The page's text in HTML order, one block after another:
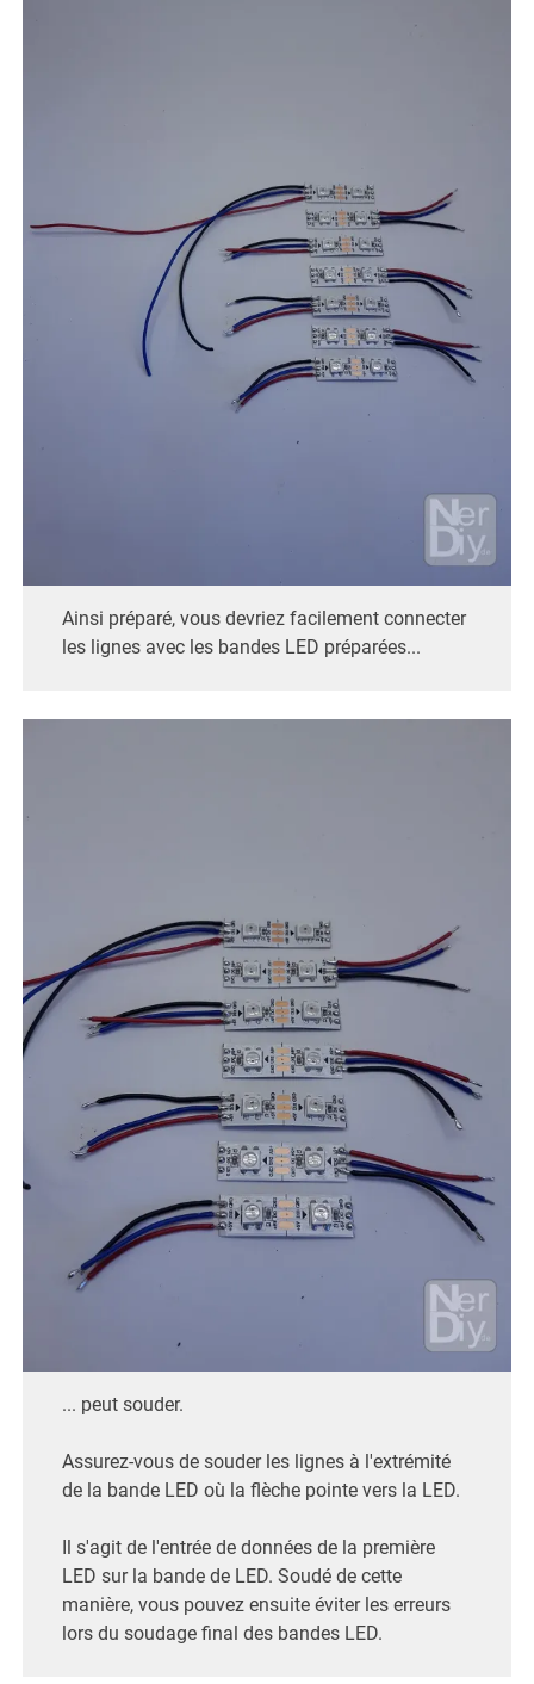
Ainsi préparé, vous devriez facilement connecter
les lignes avec les bandes LED préparées...
... peut souder.
Assurez-vous de souder les lignes à l'extrémité
de la bande LED où la flèche pointe vers la LED.
Il s'agit de l'entrée de données de la première
LED sur la bande de LED. Soudé de cette
manière, vous pouvez ensuite éviter les erreurs
lors du soudage final des bandes LED.